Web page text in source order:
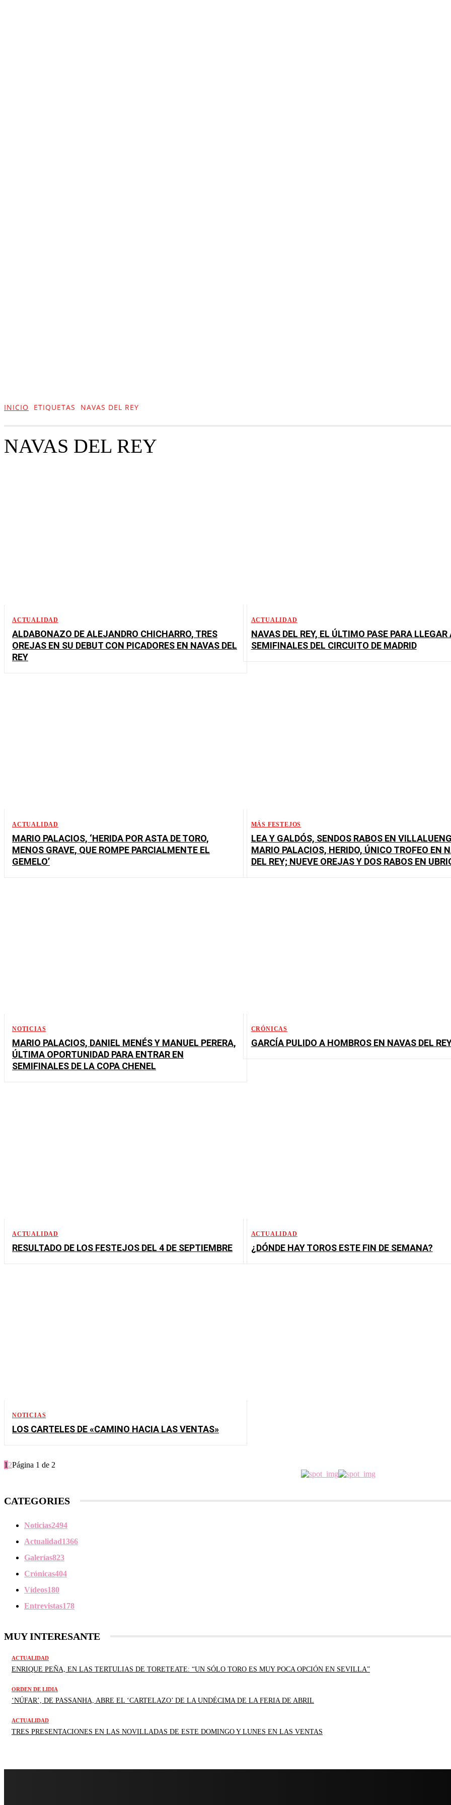
INICIO ETIQUETAS NAVAS DEL REY
NAVAS DEL REY
ACTUALIDAD
ALDABONAZO DE ALEJANDRO CHICHARRO, TRES
OREJAS EN SU DEBUT CON PICADORES EN NAVAS DEL
REY
ACTUALIDAD
NAVAS DEL REY, EL ÚLTIMO PASE PARA LLEGAR
SEMIFINALES DEL CIRCUITO DE MADRID
ACTUALIDAD
MARIO PALACIOS, ‘HERIDA POR ASTA DE TORO,
MENOS GRAVE, QUE ROMPE PARCIALMENTE EL
GEMELO’
MÁS FESTEJOS
LEA Y GALDÓS, SENDOS RABOS EN
MARIO PALACIOS, HERIDO, ÚNICO TROFEO EN
DEL REY; NUEVE OREJAS Y DOS RABOS EN
NOTICIAS
MARIO PALACIOS, DANIEL MENÉS Y MANUEL PERERA,
ÚLTIMA OPORTUNIDAD PARA ENTRAR EN
SEMIFINALES DE LA COPA CHENEL
CRÓNICAS
GARCÍA PULIDO A HOMBROS EN NAVAS DEL
ACTUALIDAD
RESULTADO DE LOS FESTEJOS DEL 4 DE SEPTIEMBRE
ACTUALIDAD
¿DÓNDE HAY TOROS ESTE FIN DE SEMANA?
NOTICIAS
LOS CARTELES DE «CAMINO HACIA LAS VENTAS»
1 2Página 1 de 2
CATEGORIES
Noticias2494
Actualidad1366
Galerías823
Crónicas404
Vídeos180
Entrevistas178
MUY INTERESANTE
ACTUALIDAD
ENRIQUE PEÑA, EN LAS TERTULIAS DE TORETEATE: “UN SÓLO TORO ES MUY POCA OPCIÓN EN SEVILLA”
ORDEN DE LIDIA
‘NÚFAR’, DE PASSANHA, ABRE EL ‘CARTELAZO’ DE LA UNDÉCIMA DE LA FERIA DE ABRIL
ACTUALIDAD
TRES PRESENTACIONES EN LAS NOVILLADAS DE ESTE DOMINGO Y LUNES EN LAS VENTAS